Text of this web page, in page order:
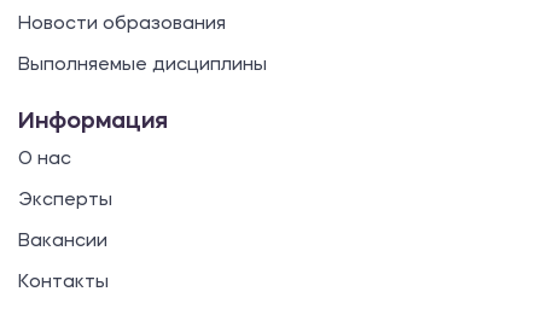
Новости образования
Выполняемые дисциплины
Информация
О нас
Эксперты
Вакансии
Контакты